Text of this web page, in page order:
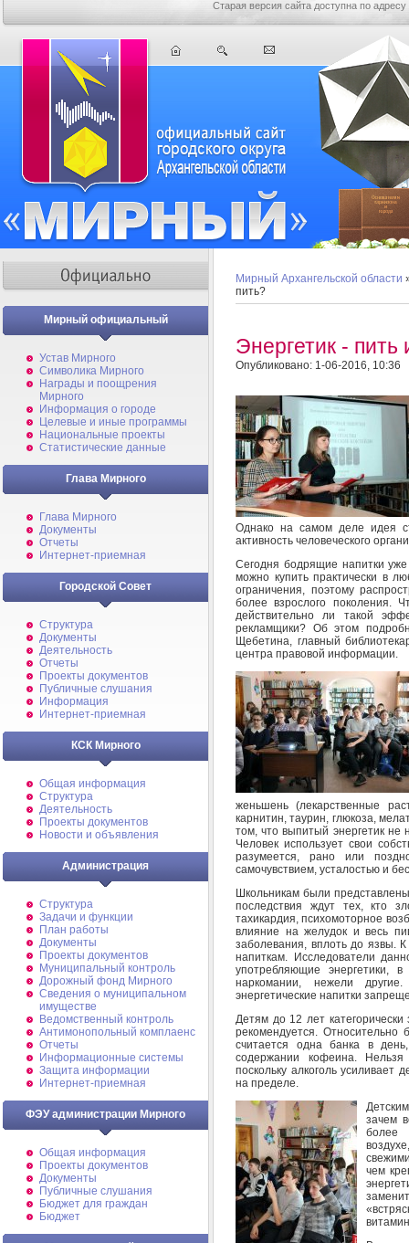
Старая версия сайта доступна по адресу
Мирный официальный
Устав Мирного
Символика Мирного
Награды и поощрения
Мирного
Информация о городе
Целевые и иные программы
Национальные проекты
Статистические данные
Глава Мирного
Глава Мирного
Документы
Отчеты
Интернет-приемная
Городской Совет
Структура
Документы
Деятельность
Отчеты
Проекты документов
Публичные слушания
Информация
Интернет-приемная
КСК Мирного
Общая информация
Структура
Деятельность
Проекты документов
Новости и объявления
Администрация
Структура
Задачи и функции
План работы
Документы
Проекты документов
Муниципальный контроль
Дорожный фонд Мирного
Cведения о муниципальном
имуществе
Ведомственный контроль
Антимонопольный комплаенс
Отчеты
Информационные системы
Защита информации
Интернет-приемная
ФЭУ администрации Мирного
Общая информация
Проекты документов
Документы
Публичные слушания
Бюджет для граждан
Бюджет
Мирный Архангельской области
пить?
Энергетик - пить
Опубликовано: 1-06-2016, 10:36
Однако на самом деле идея
активность человеческого
Сегодня бодрящие напитки
можно купить практически в
ограничения, поэтому
более взрослого поколения.
действительно ли такой
рекламщики? Об этом
Щебетина, главный
центра правовой информации.
женьшень (лекарственные
карнитин, таурин, глюкоза,
том, что выпитый энергетик не
Человек использует свои
разумеется, рано или
самочувствием, усталостью и
Школьникам были
последствия ждут тех, кто
тахикардия, психомоторное
влияние на желудок и весь
заболевания, вплоть до язвы.
напиткам. Исследователи
употребляющие энергетики,
наркомании, нежели
энергетические напитки
Детям до 12 лет
рекомендуется.
считается одна банка в
содержании кофеина. Нельзя
поскольку алкоголь усиливает
на пределе.
зачем
более
чем